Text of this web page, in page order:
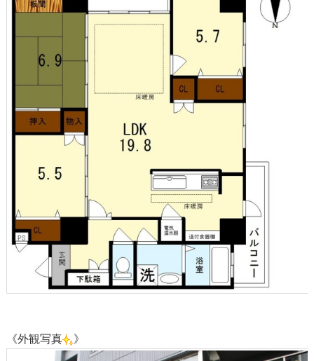
《外観写真 》